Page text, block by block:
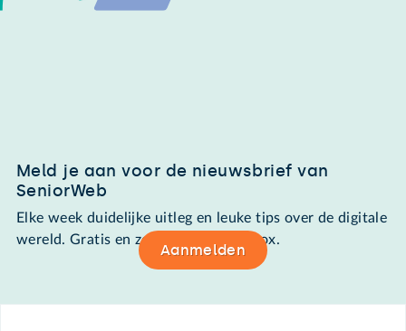
Meld je aan voor de nieuwsbrief van
SeniorWeb
Elke week duidelijke uitleg en leuke tips over de digitale
wereld. Gratis en zomaar in de mailbox.
Aanmelden